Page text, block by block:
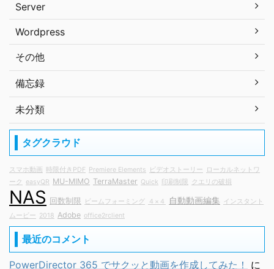
Server
Wordpress
その他
備忘録
未分類
タグクラウド
スマホ動画 時限付きPDF Premiere Elements ビデオストーリー
ローカルネットワ
ーク
easyQR MU-MIMO TerraMaster Quick 印刷制限 クエリの破損
NAS 回数制限 ビームフォーミング ４×４ 自動動画編集
インスタント
ムービー 2018 Adobe office2rclient
最近のコメント
PowerDirector 365 でサクッと動画を作成してみた！
に